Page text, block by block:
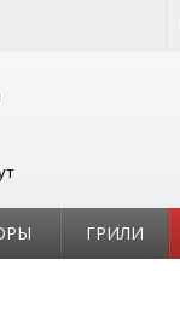
ГРИЛИ